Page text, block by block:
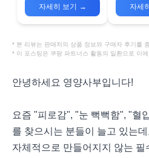
자세히 보기 → 자세
* 본 리뷰는 판매처의 상품 정보와 구매자 후기를
* 이 포스팅은 쿠팡 파트너스 활동의 일환으로 이
안녕하세요 영양사부입니다!
요즘 "피로감", "눈 뻑뻑함", "혈
를 찾으시는 분들이 늘고 있는
자체적으로 만들어지지 않는